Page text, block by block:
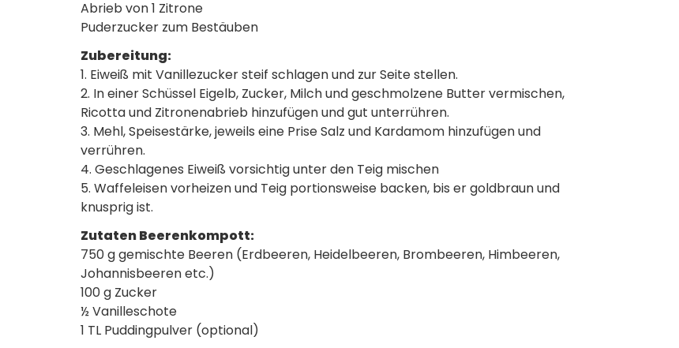
Abrieb von 1 Zitrone
Puderzucker zum Bestäuben
Zubereitung:
1. Eiweiß mit Vanillezucker steif schlagen und zur Seite stellen.
2. In einer Schüssel Eigelb, Zucker, Milch und geschmolzene Butter vermischen,
Ricotta und Zitronenabrieb hinzufügen und gut unterrühren.
3. Mehl, Speisestärke, jeweils eine Prise Salz und Kardamom hinzufügen und
verrühren.
4. Geschlagenes Eiweiß vorsichtig unter den Teig mischen
5. Waffeleisen vorheizen und Teig portionsweise backen, bis er goldbraun und
knusprig ist.
Zutaten Beerenkompott:
750 g gemischte Beeren (Erdbeeren, Heidelbeeren, Brombeeren, Himbeeren,
Johannisbeeren etc.)
100 g Zucker
½ Vanilleschote
1 TL Puddingpulver (optional)